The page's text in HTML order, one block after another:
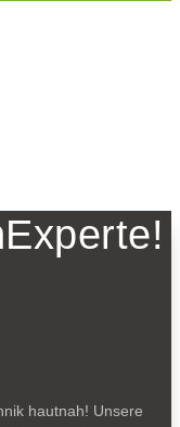
hautnah! Unsere